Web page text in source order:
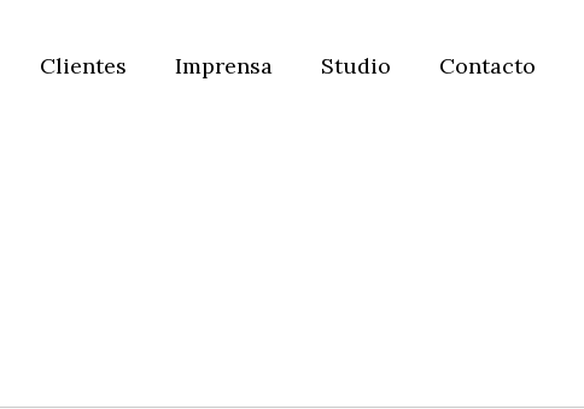
Clientes Imprensa Studio Contacto